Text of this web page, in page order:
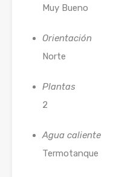
Muy Bueno
Orientación
Norte
Plantas
2
Agua caliente
Termotanque